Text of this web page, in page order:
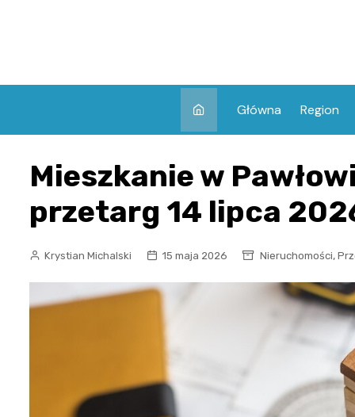
Główna Region
Mieszkanie w
przetarg 14 lipca
Krystian Michalski 15 maja 2026 Nieruchomości,